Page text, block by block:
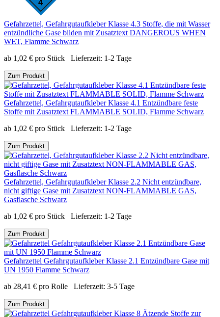
Gefahrzettel, Gefahrgutaufkleber Klasse 4.3 Stoffe, die mit Wasser
entzündliche Gase bilden mit Zusatztext DANGEROUS WHEN
WET, Flamme Schwarz
ab 1,02 € pro Stück Lieferzeit: 1-2 Tage
Zum Produkt
Gefahrzettel, Gefahrgutaufkleber Klasse 4.1 Entzündbare feste
Stoffe mit Zusatztext FLAMMABLE SOLID, Flamme Schwarz
ab 1,02 € pro Stück Lieferzeit: 1-2 Tage
Zum Produkt
Gefahrzettel, Gefahrgutaufkleber Klasse 2.2 Nicht entzündbare,
nicht giftige Gase mit Zusatztext NON-FLAMMABLE GAS,
Gasflasche Schwarz
ab 1,02 € pro Stück Lieferzeit: 1-2 Tage
Zum Produkt
Gefahrzettel Gefahrgutaufkleber Klasse 2.1 Entzündbare Gase mit
UN 1950 Flamme Schwarz
ab 28,41 € pro Rolle Lieferzeit: 3-5 Tage
Zum Produkt